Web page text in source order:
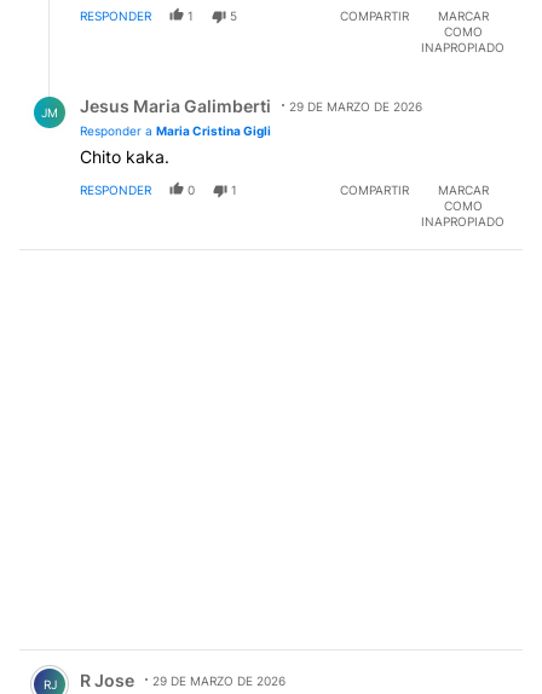
RESPONDER 1 5 COMPARTIR
MARCAR
COMO
INAPROPIADO
JM Jesus Maria Galimberti
29 DE MARZO DE 2026
Responder a Maria Cristina Gigli
Chito kaka.
RESPONDER 0 1 COMPARTIR
MARCAR
COMO
INAPROPIADO
Comentario de R Jose.
RJ R Jose 29 DE MARZO DE 2026